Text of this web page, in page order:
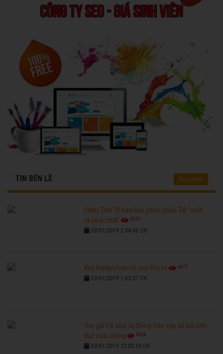
TIN BÊN LỀ Đọc thêm
Châu Tinh Trì hứa hẹn phim chiếu Tết 'cười
ra nước mắt'
6772
03/01/2019 2:04:06 CH
Kim Kardashian có con thứ tư 6272
03/01/2019 1:03:37 CH
'Em gái trà sữa' bị đồn ly hôn sau bê bối tình
dục của chồng
6594
03/01/2019 12:03:33 CH